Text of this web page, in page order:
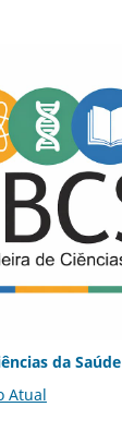
da Saúde
Atual